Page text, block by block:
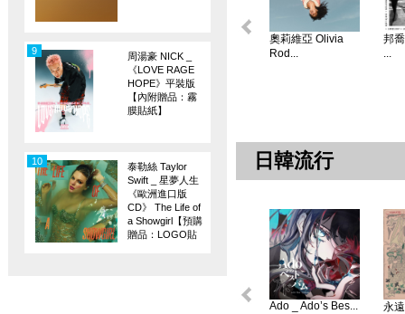
周湯豪 NICK _
《LOVE RAGE
HOPE》平裝版
【內附贈品：霧
膜貼紙】
9
泰勒絲 Taylor
Swift _ 星夢人生
《歐洲進口版
CD》 The Life of
a Showgirl【預購
贈品：LOGO貼
10
奧莉維亞 Olivia
Rod...
邦
...
日韓流行
Ado _ Ado’s Bes...
永